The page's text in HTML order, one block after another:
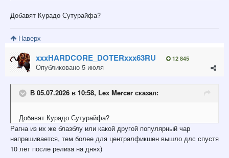
Добавят Курадо Сутурайфа?
Наверх
xxxHARDCORE_DOTERxxx63RU 12 845
Опубликовано 5 июля
В 05.07.2026 в 10:58, Lex Mercer сказал:
Добавят Курадо Сутурайфа?
Рагна из их же блазблу или какой другой популярный чар
напрашивается, тем более для централфикшен вышло длс спустя
10 лет после релиза на днях)